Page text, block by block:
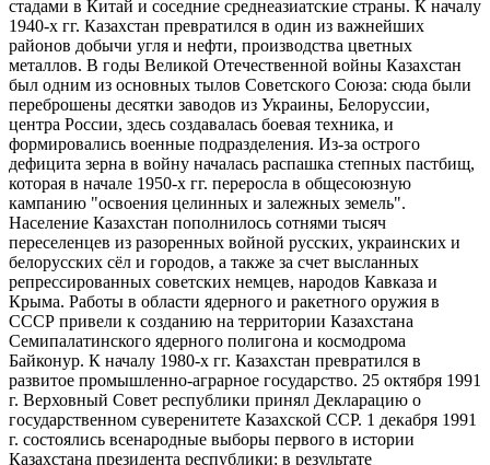
стадами в Китай и соседние среднеазиатские страны. К началу
1940-х гг. Казахстан превратился в один из важнейших
районов добычи угля и нефти, производства цветных
металлов. В годы Великой Отечественной войны Казахстан
был одним из основных тылов Советского Союза: сюда были
переброшены десятки заводов из Украины, Белоруссии,
центра России, здесь создавалась боевая техника, и
формировались военные подразделения. Из-за острого
дефицита зерна в войну началась распашка степных пастбищ,
которая в начале 1950-х гг. переросла в общесоюзную
кампанию "освоения целинных и залежных земель".
Население Казахстан пополнилось сотнями тысяч
переселенцев из разоренных войной русских, украинских и
белорусских сёл и городов, а также за счет высланных
репрессированных советских немцев, народов Кавказа и
Крыма. Работы в области ядерного и ракетного оружия в
СССР привели к созданию на территории Казахстана
Семипалатинского ядерного полигона и космодрома
Байконур. К началу 1980-х гг. Казахстан превратился в
развитое промышленно‑аграрное государство. 25 октября 1991
г. Верховный Совет республики принял Декларацию о
государственном суверенитете Казахской ССР. 1 декабря 1991
г. состоялись всенародные выборы первого в истории
Казахстана президента республики: в результате